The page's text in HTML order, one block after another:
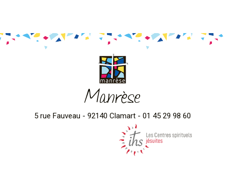
Manrèse
5 rue Fauveau - 92140 Clamart - 01 45 29 98 60